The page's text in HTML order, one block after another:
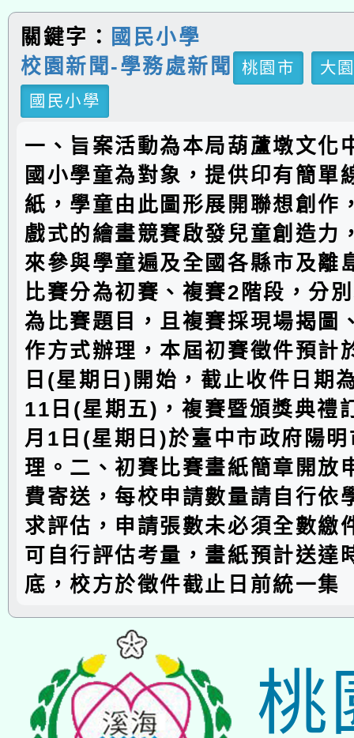
關鍵字：
國民小學
校園新聞-學務處新聞
桃園市
大
國民小學
一、旨案活動為本局葫蘆墩文化
國小學童為對象，提供印有簡單
紙，學童由此圖形展開聯想創作
戲式的繪畫競賽啟發兒童創造力
來參與學童遍及全國各縣市及離
比賽分為初賽、複賽2階段，分
為比賽題目，且複賽採現場揭圖
作方式辦理，本屆初賽徵件預計
日(星期日)開始，截止收件日期
11日(星期五)，複賽暨頒獎典禮
月1日(星期日)於臺中市政府陽
理。二、初賽比賽畫紙簡章開放
費寄送，每校申請數量請自行依
求評估，申請張數未必須全數繳
可自行評估考量，畫紙預計送達
底，校方於徵件截止日前統一集
桃